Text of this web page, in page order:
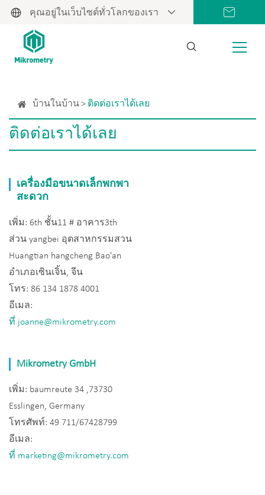
คุณอยู่ในเว็บไซต์ทั่วโลกของเรา
บ้านในบ้าน ติดต่อเราได้เลย
ติดต่อเราได้เลย
เครื่องมือขนาดเล็กพกพา
สะดวก
เพิ่ม: 6th ชั้น11 # อาคาร3th
ส่วน yangbei อุตสาหกรรมสวน
Huangtian hangcheng Bao'an
อำเภอเซินเจิ้น, จีน
โทร: 86 134 1878 4001
อีเมล:
ที่ joanne@mikrometry.com
Mikrometry GmbH
เพิ่ม: baumreute 34 ,73730
Esslingen, Germany
โทรศัพท์: 49 711/67428799
อีเมล:
ที่ marketing@mikrometry.com